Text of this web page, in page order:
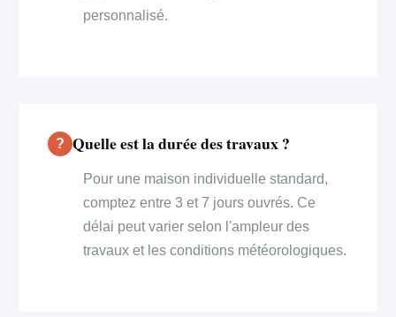
personnalisé.
Quelle est la durée des travaux ?
Pour une maison individuelle standard,
comptez entre 3 et 7 jours ouvrés. Ce
délai peut varier selon l'ampleur des
travaux et les conditions météorologiques.